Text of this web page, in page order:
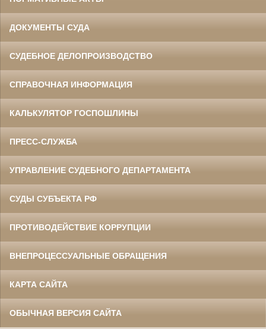
ДОКУМЕНТЫ СУДА
СУДЕБНОЕ ДЕЛОПРОИЗВОДСТВО
СПРАВОЧНАЯ ИНФОРМАЦИЯ
КАЛЬКУЛЯТОР ГОСПОШЛИНЫ
ПРЕСС-СЛУЖБА
УПРАВЛЕНИЕ СУДЕБНОГО ДЕПАРТАМЕНТА
СУДЫ СУБЪЕКТА РФ
ПРОТИВОДЕЙСТВИЕ КОРРУПЦИИ
ВНЕПРОЦЕССУАЛЬНЫЕ ОБРАЩЕНИЯ
КАРТА САЙТА
ОБЫЧНАЯ ВЕРСИЯ САЙТА